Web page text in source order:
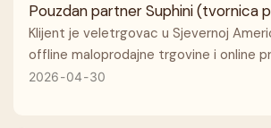
Pouzdan partner Suphini (tvornica
Panlong): Učinkovitost i
cipelama
Klijent je veletrgovac u Sjevernoj
offline maloprodajne trgovine i online
potražnja potrošača na tržištu postaje
2026 04 30